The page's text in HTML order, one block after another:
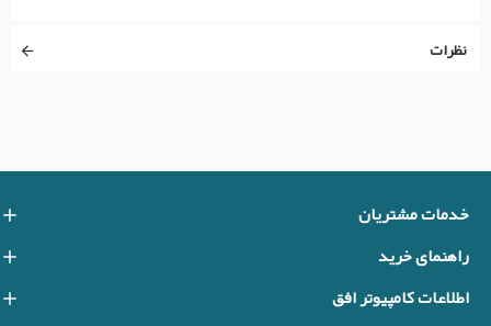
نظرات
خدمات مشتریان
راهنمای خرید
اطلاعات کامپیوتر افق